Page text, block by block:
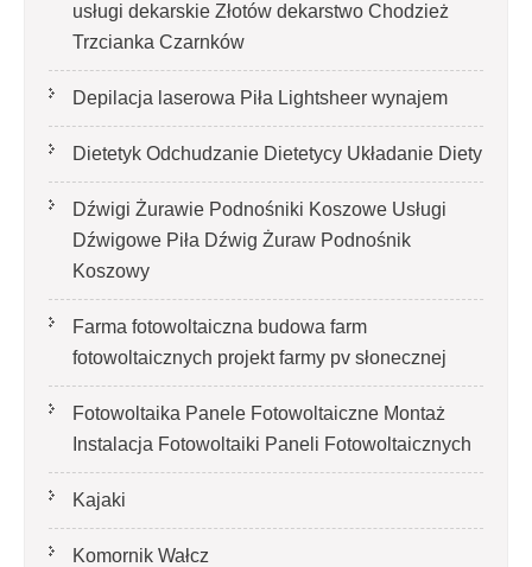
usługi dekarskie Złotów dekarstwo Chodzież
Trzcianka Czarnków
Depilacja laserowa Piła Lightsheer wynajem
Dietetyk Odchudzanie Dietetycy Układanie Diety
Dźwigi Żurawie Podnośniki Koszowe Usługi
Dźwigowe Piła Dźwig Żuraw Podnośnik
Koszowy
Farma fotowoltaiczna budowa farm
fotowoltaicznych projekt farmy pv słonecznej
Fotowoltaika Panele Fotowoltaiczne Montaż
Instalacja Fotowoltaiki Paneli Fotowoltaicznych
Kajaki
Komornik Wałcz